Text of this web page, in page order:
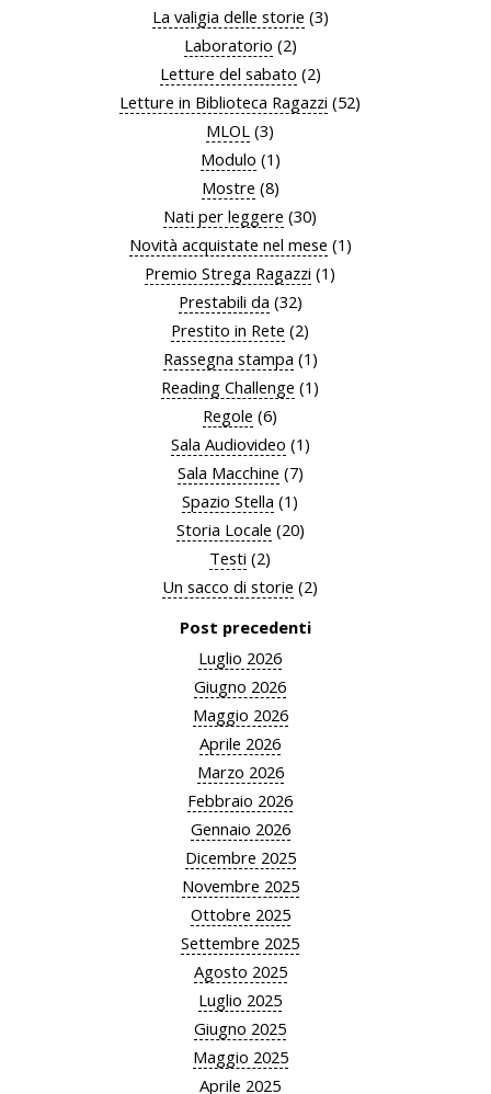
La valigia delle storie (3)
Laboratorio (2)
Letture del sabato (2)
Letture in Biblioteca Ragazzi (52)
MLOL (3)
Modulo (1)
Mostre (8)
Nati per leggere (30)
Novità acquistate nel mese (1)
Premio Strega Ragazzi (1)
Prestabili da (32)
Prestito in Rete (2)
Rassegna stampa (1)
Reading Challenge (1)
Regole (6)
Sala Audiovideo (1)
Sala Macchine (7)
Spazio Stella (1)
Storia Locale (20)
Testi (2)
Un sacco di storie (2)
Post precedenti
Luglio 2026
Giugno 2026
Maggio 2026
Aprile 2026
Marzo 2026
Febbraio 2026
Gennaio 2026
Dicembre 2025
Novembre 2025
Ottobre 2025
Settembre 2025
Agosto 2025
Luglio 2025
Giugno 2025
Maggio 2025
Aprile 2025